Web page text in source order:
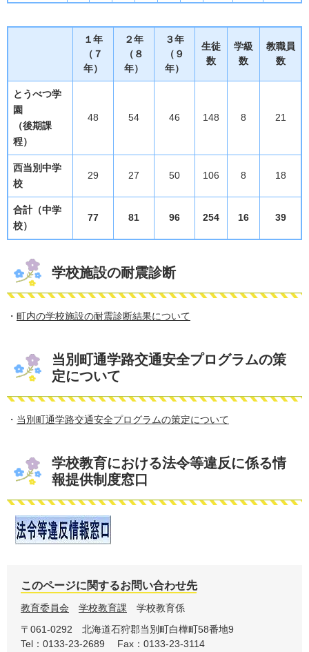
１年
（７
年）
２年
（８
年）
３年
（９
年）
生徒
数
学級
数
教職員
数
とうべつ学
園
（後期課
程）
48 54 46 148 8 21
西当別中学
校
29 27 50 106 8 18
合計（中学
校）
77 81 96 254 16 39
学校施設の耐震診断
・ 町内の学校施設の耐震診断結果について
当別町通学路交通安全プログラムの策
定について
・ 当別町通学路交通安全プログラムの策定について
学校教育における法令等違反に係る情
報提供制度窓口
このページに関するお問い合わせ先
教育委員会 学校教育課
学校教育係
〒061-0292
北海道石狩郡当別町白樺町58番地9
Tel：0133-23-2689
Fax：0133-23-3114